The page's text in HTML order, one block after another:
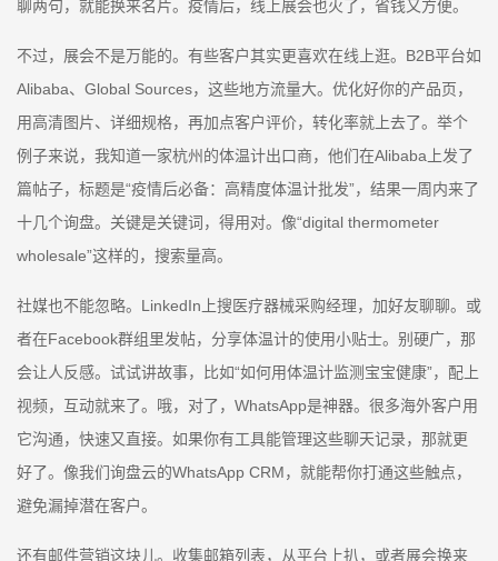
聊两句，就能换来名片。疫情后，线上展会也火了，省钱又方便。
不过，展会不是万能的。有些客户其实更喜欢在线上逛。B2B平台如
Alibaba、Global Sources，这些地方流量大。优化好你的产品页，
用高清图片、详细规格，再加点客户评价，转化率就上去了。举个
例子来说，我知道一家杭州的体温计出口商，他们在Alibaba上发了
篇帖子，标题是“疫情后必备：高精度体温计批发”，结果一周内来了
十几个询盘。关键是关键词，得用对。像“digital thermometer
wholesale”这样的，搜索量高。
社媒也不能忽略。LinkedIn上搜医疗器械采购经理，加好友聊聊。或
者在Facebook群组里发帖，分享体温计的使用小贴士。别硬广，那
会让人反感。试试讲故事，比如“如何用体温计监测宝宝健康”，配上
视频，互动就来了。哦，对了，WhatsApp是神器。很多海外客户用
它沟通，快速又直接。如果你有工具能管理这些聊天记录，那就更
好了。像我们询盘云的WhatsApp CRM，就能帮你打通这些触点，
避免漏掉潜在客户。
还有邮件营销这块儿。收集邮箱列表，从平台上扒，或者展会换来